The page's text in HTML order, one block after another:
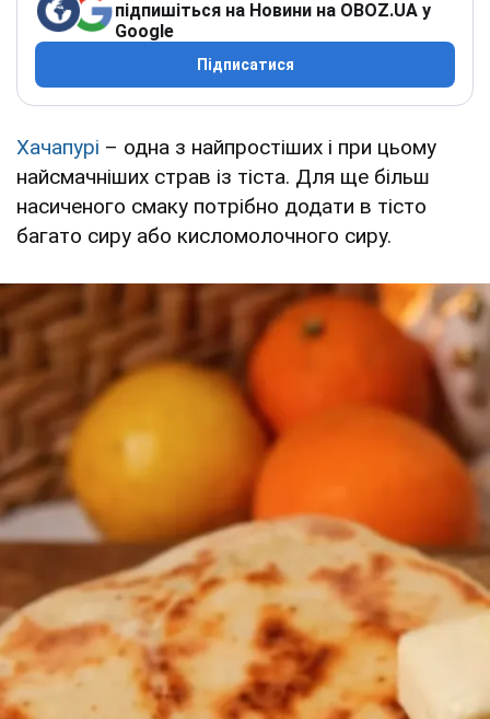
підпишіться на Новини на OBOZ.UA у
Google
Підписатися
Хачапурі – одна з найпростіших і при цьому
найсмачніших страв із тіста. Для ще більш
насиченого смаку потрібно додати в тісто
багато сиру або кисломолочного сиру.